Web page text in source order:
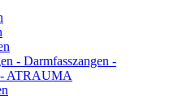
- Darmfasszangen -
- ATRAUMA